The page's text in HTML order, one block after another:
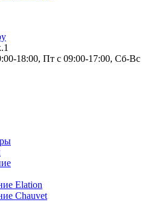
18:00, Пт с 09:00-17:00, Сб-Вс
Elation
Chauvet